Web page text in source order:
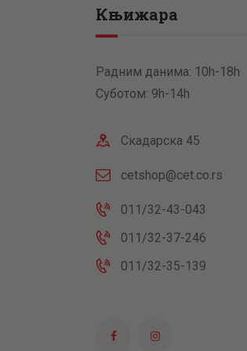
Књижара
Радним данима: 10h-18h
Суботом: 9h-14h
Скадарска 45
cetshop@cet.co.rs
011/32-43-043
011/32-37-246
011/32-35-139